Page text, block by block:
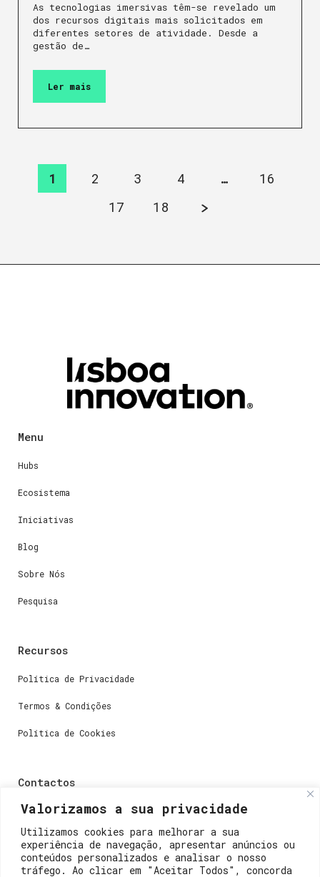
Valorizamos a sua privacidade
Utilizamos cookies para melhorar a sua
experiência de navegação, apresentar anúncios ou
conteúdos personalizados e analisar o nosso
tráfego. Ao clicar em "Aceitar Todos", concorda
As tecnologias imersivas têm-se revelado um
dos recursos digitais mais solicitados em
diferentes setores de atividade. Desde a
gestão de…
Ler mais
1 2 3 4 …
16
17
18
Menu
Hubs
Ecosistema
Iniciativas
Blog
Sobre Nós
Pesquisa
Recursos
Política de Privacidade
Termos & Condições
Política de Cookies
Contactos
Dúvidas ou perguntas envie-nos um e-mail para
Dúvidas de registro ou suporte, envie um e-mail para
support@lisboainnovation.com